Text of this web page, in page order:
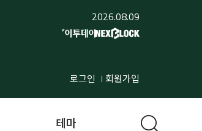
2026.08.09
로그인 회원가입
테마